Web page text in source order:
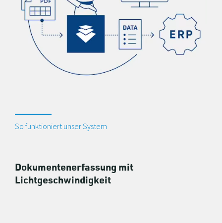
So funktioniert unser System
Dokumentenerfassung mit
Lichtgeschwindigkeit